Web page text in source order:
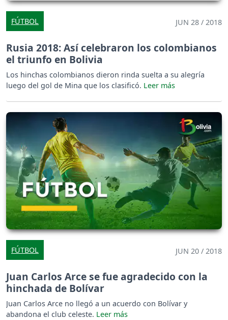
FÚTBOL JUN 28 / 2018
Rusia 2018: Así celebraron los colombianos
el triunfo en Bolivia
Los hinchas colombianos dieron rinda suelta a su alegría
luego del gol de Mina que los clasificó.
FÚTBOL JUN 20 / 2018
Juan Carlos Arce se fue agradecido con la
hinchada de Bolívar
Juan Carlos Arce no llegó a un acuerdo con Bolívar y
abandona el club celeste.